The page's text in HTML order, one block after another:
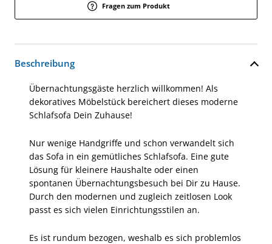
Fragen zum Produkt
Beschreibung
Übernachtungsgäste herzlich willkommen! Als
dekoratives Möbelstück bereichert dieses moderne
Schlafsofa Dein Zuhause!
Nur wenige Handgriffe und schon verwandelt sich
das Sofa in ein gemütliches Schlafsofa. Eine gute
Lösung für kleinere Haushalte oder einen
spontanen Übernachtungsbesuch bei Dir zu Hause.
Durch den modernen und zugleich zeitlosen Look
passt es sich vielen Einrichtungsstilen an.
Es ist rundum bezogen, weshalb es sich problemlos